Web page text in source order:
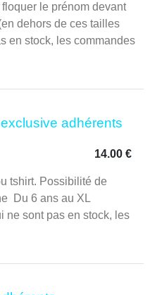
le prénom devant
dehors de ces tailles
en stock, les commandes
adhérents
14.00 €
tshirt. Possibilité de
Du 6 ans au XL
ne sont pas en stock, les